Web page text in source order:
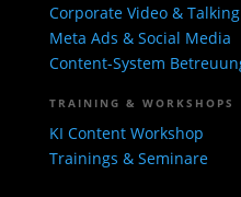
Corporate Video &
Meta Ads & Social Media
Content-System
TRAINING & WORKSHOPS
KI Content Workshop
Trainings & Seminare